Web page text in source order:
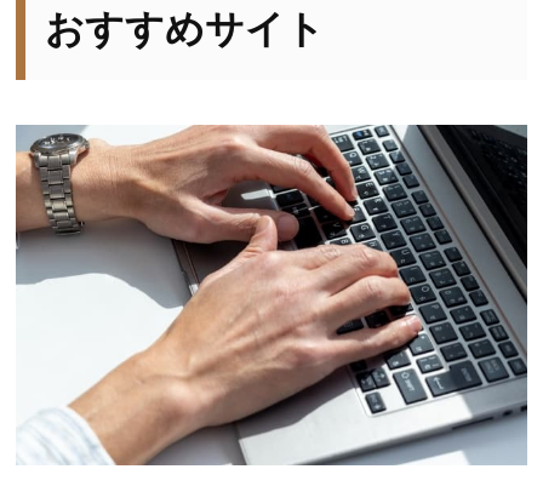
おすすめサイト